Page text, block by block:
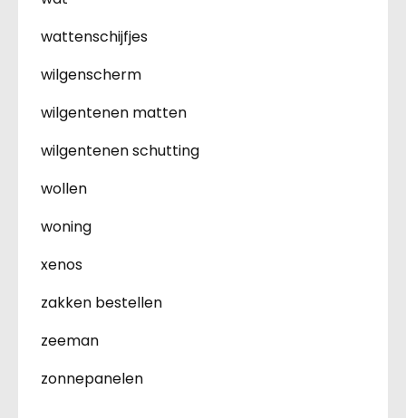
wattenschijfjes
wilgenscherm
wilgentenen matten
wilgentenen schutting
wollen
woning
xenos
zakken bestellen
zeeman
zonnepanelen